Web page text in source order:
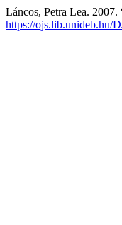
Láncos, Petra Lea.
https://ojs.lib.unideb.hu/